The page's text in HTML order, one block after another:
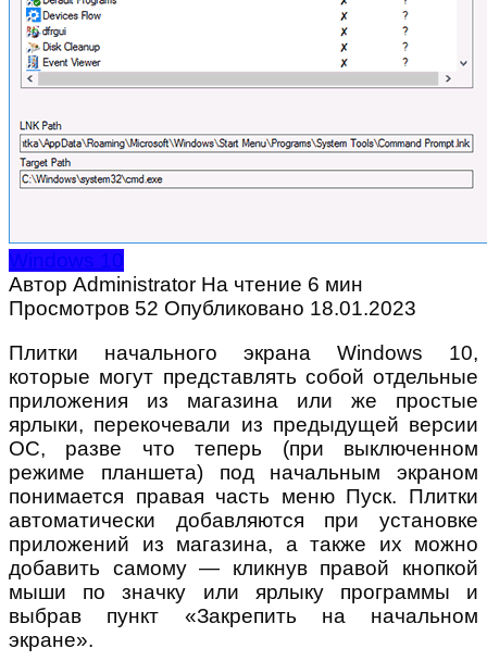
Windows 10
Автор Administrator На чтение 6 мин
Просмотров 52 Опубликовано 18.01.2023
Плитки начального экрана Windows 10,
которые могут представлять собой отдельные
приложения из магазина или же простые
ярлыки, перекочевали из предыдущей версии
ОС, разве что теперь (при выключенном
режиме планшета) под начальным экраном
понимается правая часть меню Пуск. Плитки
автоматически добавляются при установке
приложений из магазина, а также их можно
добавить самому — кликнув правой кнопкой
мыши по значку или ярлыку программы и
выбрав пункт «Закрепить на начальном
экране».